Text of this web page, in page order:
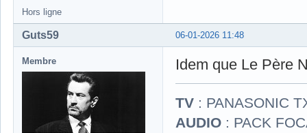
Hors ligne
06-01-2026 11:48
Guts59
Membre Idem que Le Père
TV : PANASONIC
AUDIO : PACK